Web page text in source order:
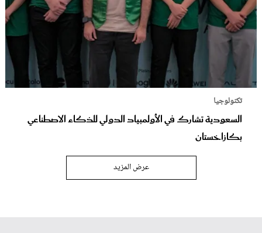
تكنولوجيا
السعودية تشارك في الأولمبياد الدولي للذكاء الاصطناعي
بكازاخستان
عرض المزيد